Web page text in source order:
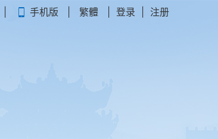
手机版 繁體 登录 注册